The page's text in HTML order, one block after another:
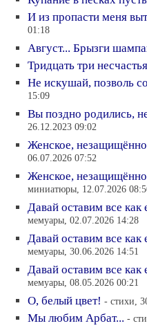
И из пропасти меня
01:18
Август... Брызги
Тридцать три
Не искушай, позволь
15:09
Вы поздно родились,
26.12.2023 09:02
Женское,
06.07.2026 07:52
Женское,
миниатюры, 12.07.2026
Давай оставим все
мемуары, 02.07.2026 14:28
Давай оставим все
мемуары, 30.06.2026 14:51
Давай оставим все как
мемуары, 08.05.2026 00:21
О, белый цвет! - стихи,
Мы любим Арбат... -